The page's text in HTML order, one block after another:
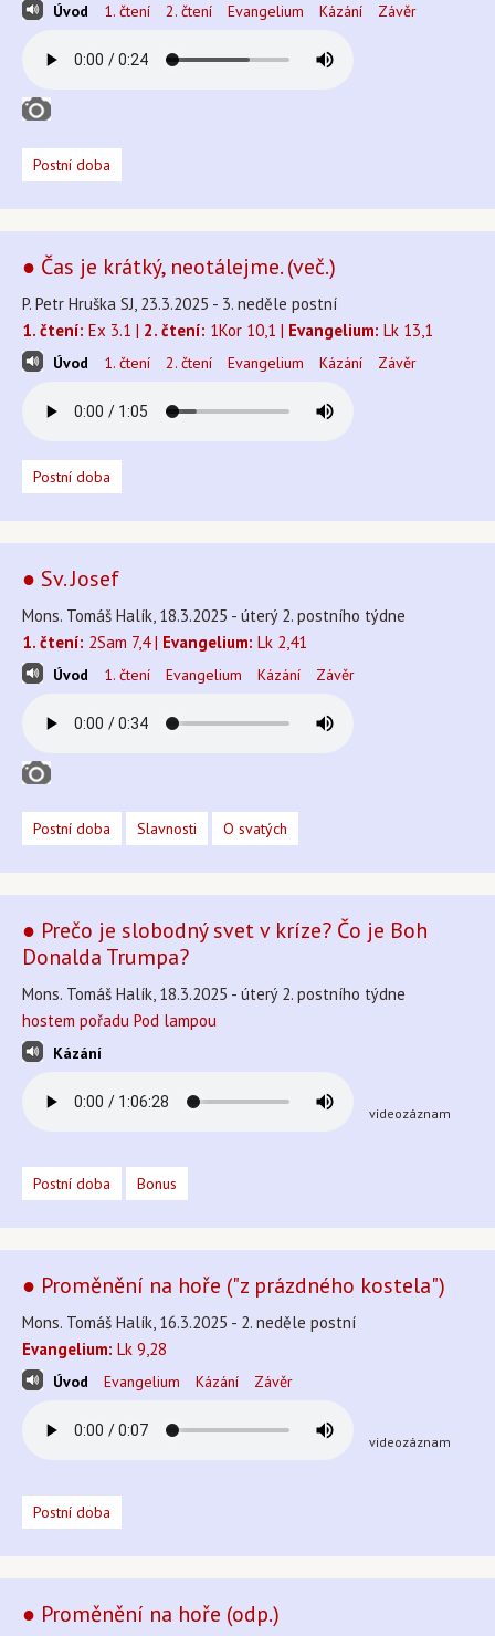
Úvod 1. čtení 2. čtení Evangelium Kázání Závěr
Postní doba
● Čas je krátký, neotálejme. (več.)
P. Petr Hruška SJ, 23.3.2025 - 3. neděle postní
1. čtení: Ex 3.1 | 2. čtení: 1Kor 10,1 | Evangelium: Lk 13,1
Úvod 1. čtení 2. čtení Evangelium Kázání Závěr
Postní doba
● Sv. Josef
Mons. Tomáš Halík, 18.3.2025 - úterý 2. postního týdne
1. čtení: 2Sam 7,4 | Evangelium: Lk 2,41
Úvod 1. čtení Evangelium Kázání Závěr
Postní doba Slavnosti O svatých
● Prečo je slobodný svet v kríze? Čo je Boh
Donalda Trumpa?
Mons. Tomáš Halík, 18.3.2025 - úterý 2. postního týdne
hostem pořadu Pod lampou
Kázání
videozáznam
Postní doba Bonus
● Proměnění na hoře ("z prázdného kostela")
Mons. Tomáš Halík, 16.3.2025 - 2. neděle postní
Evangelium: Lk 9,28
Úvod Evangelium Kázání Závěr
videozáznam
Postní doba
● Proměnění na hoře (odp.)